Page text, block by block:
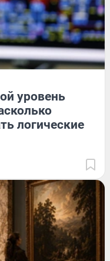
уровень
логические